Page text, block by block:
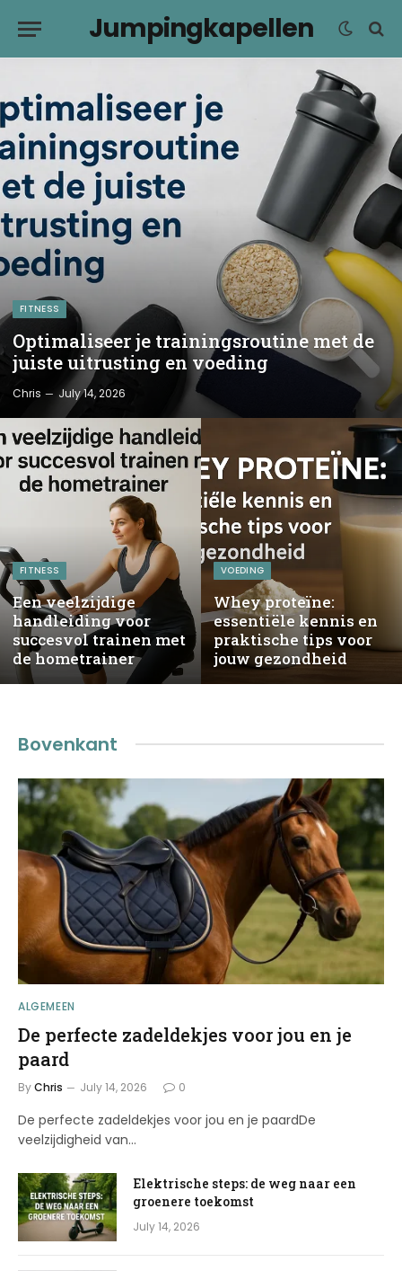
Jumpingkapellen
FITNESS
Optimaliseer je trainingsroutine met de
juiste uitrusting en voeding
Chris July 14, 2026
FITNESS
Een veelzijdige
handleiding voor
succesvol trainen met
de hometrainer
VOEDING
Whey proteïne:
essentiële kennis en
praktische tips voor
jouw gezondheid
Bovenkant
ALGEMEEN
De perfecte zadeldekjes voor jou en je
paard
ByChris July 14, 2026 0
De perfecte zadeldekjes voor jou en je paardDe
veelzijdigheid van…
Elektrische steps: de weg naar een
groenere toekomst
July 14, 2026